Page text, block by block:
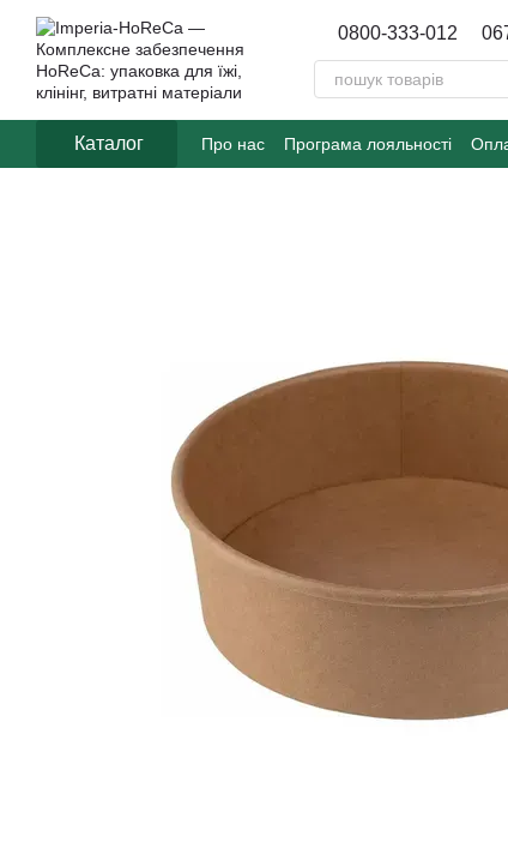
Перейти до основного контенту
0800-333-012
Каталог Про нас Програма лояльності
Договір публічної оферти
Блог